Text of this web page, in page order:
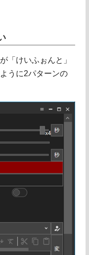
「けいふぉんと」
うに2パターンの